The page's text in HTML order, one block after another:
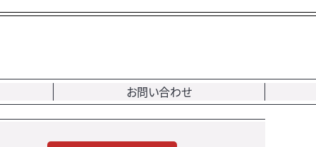
お問い合わせ